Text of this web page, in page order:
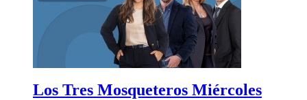
Los Tres Mosqueteros Miércoles